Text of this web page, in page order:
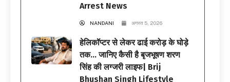
Arrest News
NANDANI अगस्त 5, 2026
हेलिकॉप्टर से लेकर ढाई करोड़ के घोड़े
तक… जानिए कैसी है बृजभूषण शरण
सिंह की लग्जरी लाइफ| Brij
Bhushan Singh Lifestyle